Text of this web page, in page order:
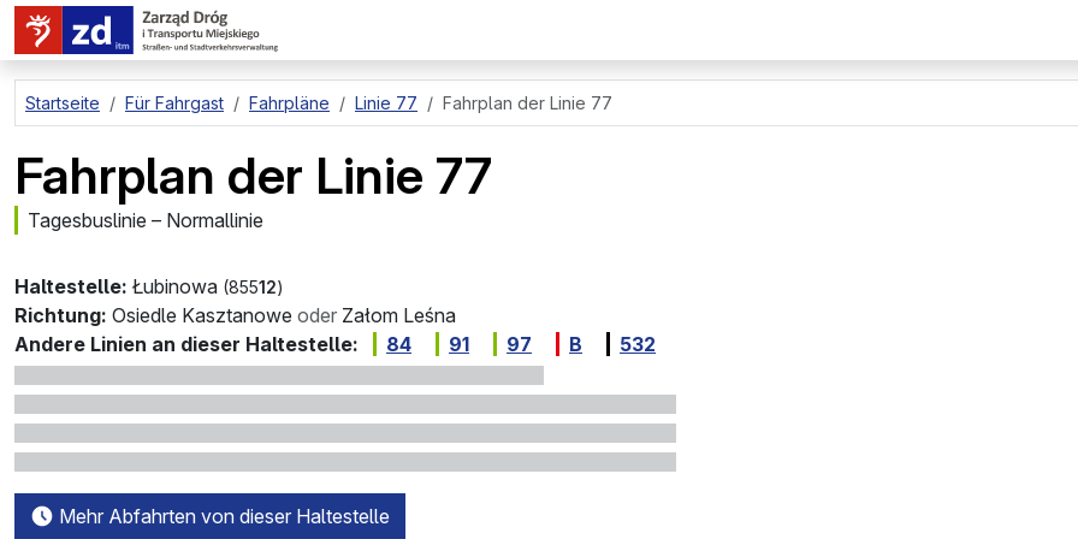
zum Hauptinhalt springen
Startseite Für Fahrgast Fahrpläne Linie 77 Fahrplan der Linie 77
Fahrplan der Linie 77
Tagesbuslinie – Normallinie
Haltestelle: Łubinowa (85512)
Richtung: Osiedle Kasztanowe oder Załom Leśna
Andere Linien an dieser Haltestelle:
84 91 97 B 532
Mehr Abfahrten von dieser Haltestelle